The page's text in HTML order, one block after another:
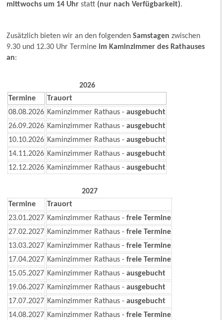
mittwochs um 14 Uhr statt (nur nach Verfügbarkeit).
Zusätzlich bieten wir an den folgenden Samstagen zwischen
9.30 und 12.30 Uhr Termineim Kaminzimmer des Rathauses
an:
2026
Termine
Trauort
12.12.2026 Kaminzimmer Rathaus -ausgebucht
08.08.2026 Kaminzimmer Rathaus -ausgebucht
26.09.2026 Kaminzimmer Rathaus -ausgebucht
10.10.2026 Kaminzimmer Rathaus -ausgebucht
14.11.2026 Kaminzimmer Rathaus -ausgebucht
2027
Termine
Trauort
23.01.2027 Kaminzimmer Rathaus -freie Termine
27.02.2027 Kaminzimmer Rathaus - freie Termine
13.03.2027 Kaminzimmer Rathaus -freie Termine
17.04.2027 Kaminzimmer Rathaus -freie Termine
15.05.2027 Kaminzimmer Rathaus -ausgebucht
19.06.2027 Kaminzimmer Rathaus -ausgebucht
17.07.2027 Kaminzimmer Rathaus -ausgebucht
14.08.2027 Kaminzimmer Rathaus -freie Termine